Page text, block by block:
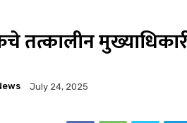
तत्कालीन
July 24, 2025